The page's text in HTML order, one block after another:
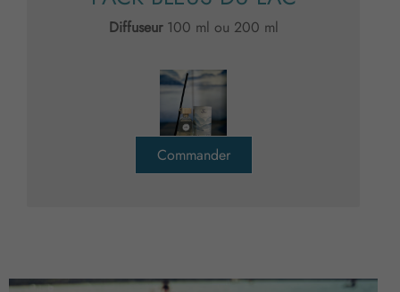
Diffuseur100 ml ou 200 ml
Commander